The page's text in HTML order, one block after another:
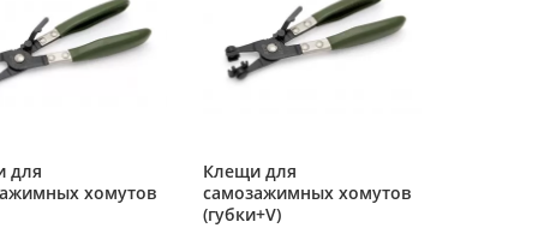
для
хомутов
Клещи для
самозажимных хомутов
(губки+V)